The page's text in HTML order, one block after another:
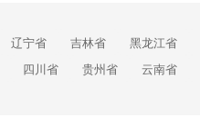
辽宁省 吉林省 黑龙江省
四川省 贵州省 云南省